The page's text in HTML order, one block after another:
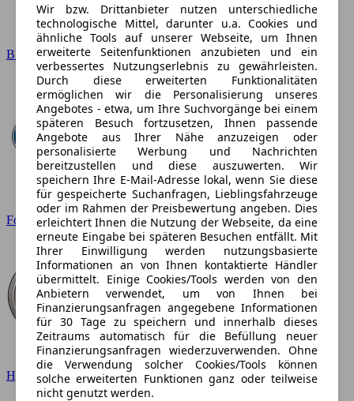
BMW
Ford
Hyundai
Wir bzw. Drittanbieter nutzen unterschiedliche
technologische Mittel, darunter u.a. Cookies und
ähnliche Tools auf unserer Webseite, um Ihnen
erweiterte Seitenfunktionen anzubieten und ein
verbessertes Nutzungserlebnis zu gewährleisten.
Durch diese erweiterten Funktionalitäten
ermöglichen wir die Personalisierung unseres
Angebotes - etwa, um Ihre Suchvorgänge bei einem
späteren Besuch fortzusetzen, Ihnen passende
Angebote aus Ihrer Nähe anzuzeigen oder
personalisierte Werbung und Nachrichten
bereitzustellen und diese auszuwerten. Wir
speichern Ihre E-Mail-Adresse lokal, wenn Sie diese
für gespeicherte Suchanfragen, Lieblingsfahrzeuge
oder im Rahmen der Preisbewertung angeben. Dies
erleichtert Ihnen die Nutzung der Webseite, da eine
erneute Eingabe bei späteren Besuchen entfällt. Mit
Ihrer Einwilligung werden nutzungsbasierte
Informationen an von Ihnen kontaktierte Händler
übermittelt. Einige Cookies/Tools werden von den
Anbietern verwendet, um von Ihnen bei
Finanzierungsanfragen angegebene Informationen
für 30 Tage zu speichern und innerhalb dieses
Zeitraums automatisch für die Befüllung neuer
Finanzierungsanfragen wiederzuverwenden. Ohne
die Verwendung solcher Cookies/Tools können
solche erweiterten Funktionen ganz oder teilweise
nicht genutzt werden.